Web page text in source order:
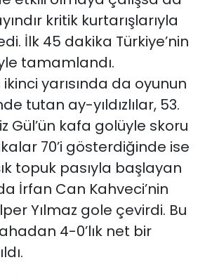
kritik kurtarışlarıyla
İlk 45 dakika Türkiye’nin
tamamlandı.
ikinci yarısında da oyunun
tutan ay-yıldızlılar, 53.
Gül’ün kafa golüyle skoru
70’i gösterdiğinde ise
topuk pasıyla başlayan
İrfan Can Kahveci’nin
Yılmaz gole çevirdi. Bu
4-0’lık net bir